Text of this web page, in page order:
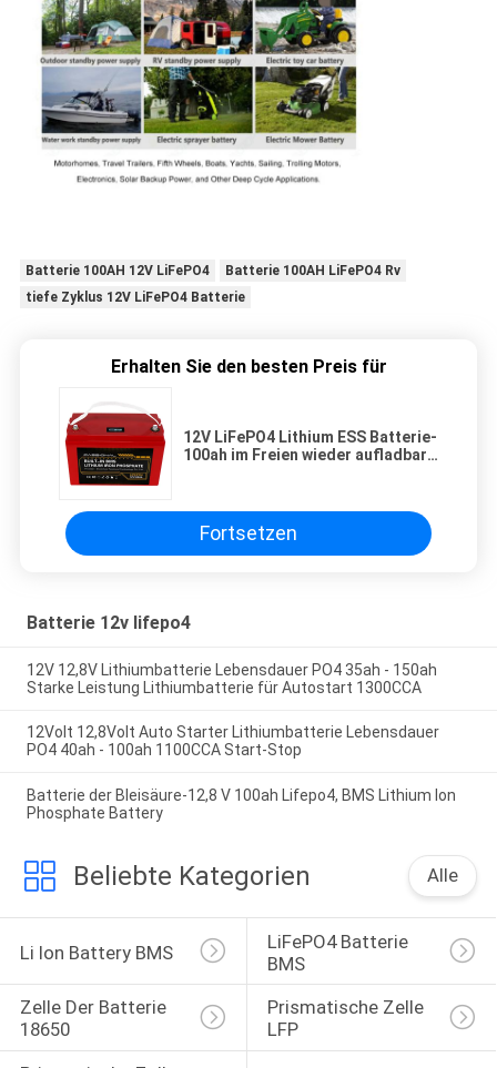
Batterie 100AH 12V LiFePO4
Batterie 100AH LiFePO4 Rv
tiefe Zyklus 12V LiFePO4 Batterie
Erhalten Sie den besten Preis für
12V LiFePO4 Lithium ESS Batterie-
100ah im Freien wieder aufladbar
Fortsetzen
Batterie 12v lifepo4
12V 12,8V Lithiumbatterie Lebensdauer PO4 35ah - 150ah
Starke Leistung Lithiumbatterie für Autostart 1300CCA
12Volt 12,8Volt Auto Starter Lithiumbatterie Lebensdauer
PO4 40ah - 100ah 1100CCA Start-Stop
Batterie der Bleisäure-12,8 V 100ah Lifepo4, BMS Lithium Ion
Phosphate Battery
Beliebte Kategorien Alle
Li Ion Battery BMS
LiFePO4 Batterie
BMS
Zelle Der Batterie
18650
Prismatische Zelle
LFP